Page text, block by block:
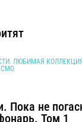
ЛЮБИМАЯ
Пока не
Том 1